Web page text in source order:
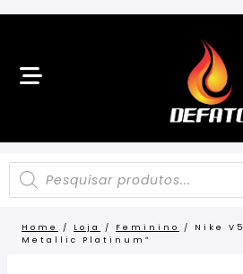
Home / Loja / Feminino /
Nike
Metallic Platinum”